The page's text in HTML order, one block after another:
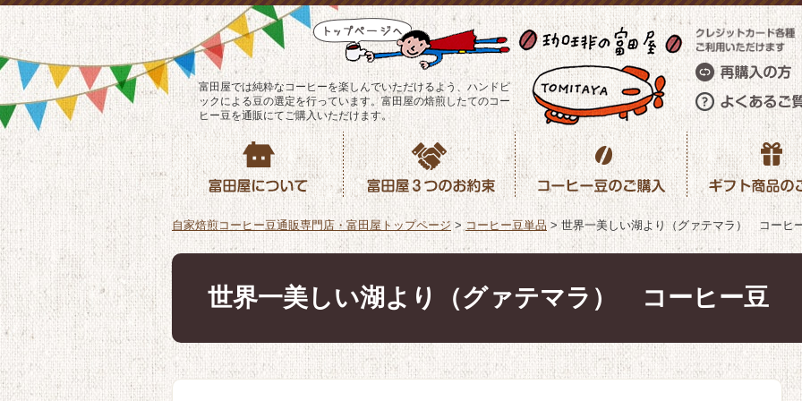
富田屋では純粋なコーヒーを楽しんでいただけるよう、ハンドピ
ックによる豆の選定を行っています。富田屋の焙煎したてのコー
ヒー豆を通販にてご購入いただけます。
自家焙煎コーヒー豆通販専門店・富田屋トップページ >コーヒー豆単品 >世界一美しい湖より（グァテマラ） コーヒ
世界一美しい湖より（グァテマラ） コーヒー豆